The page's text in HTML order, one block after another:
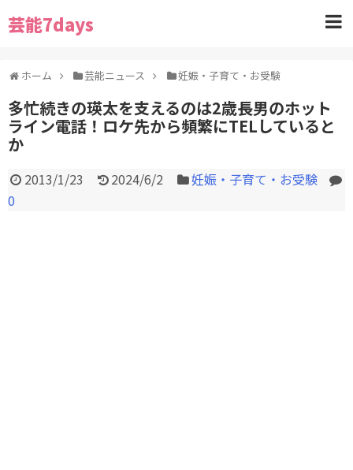
芸能7days
ホーム 芸能ニュース 妊娠・子育て・お受験
多忙続きの瑛太を支えるのは2歳長男のホット
ライン電話！ロケ先から頻繁にTELしていると
か
2013/1/23 2024/6/2
妊娠・子育て・お受験
0